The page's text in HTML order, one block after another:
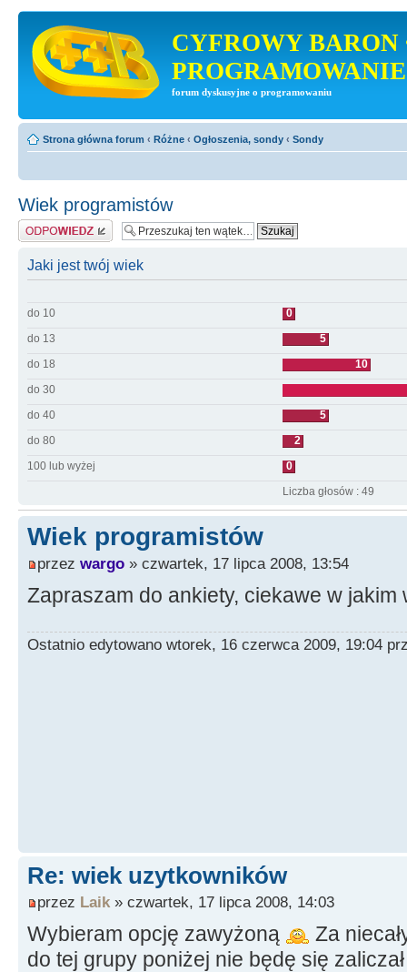
CYFROWY BARON
PROGRAMOWANIE
forum dyskusyjne o programowaniu
Strona główna forum ‹ Różne ‹ Ogłoszenia, sondy ‹ Sondy
Wiek programistów
Odpowiedz
Jaki jest twój wiek
do 10
0
do 13
5
do 18
10
do 30
do 40
5
do 80
2
100 lub wyżej
0
Liczba głosów : 49
Wiek programistów
przez wargo » czwartek, 17 lipca 2008, 13:54
Zapraszam do ankiety, ciekawe w
Ostatnio edytowano wtorek, 16 czerwca 2009, 19:04
Re: wiek uzytkowników
przez Laik » czwartek, 17 lipca 2008, 14:03
Wybieram opcję zawyżoną
Za
do tej grupy poniżej nie będę się